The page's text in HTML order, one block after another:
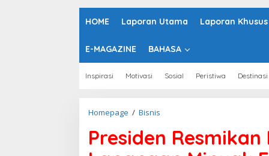
HOME Laporan Utama Laporan Khusus
E-MAGAZINE BAHASA
Inspirasi Motivasi Sosial Peristiwa Destinasi
Homepage / Bisnis
e
s
Presiden